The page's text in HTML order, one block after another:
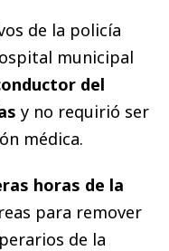
de la policía
municipal
del
y no requirió ser
médica.
horas de la
para remover
de la